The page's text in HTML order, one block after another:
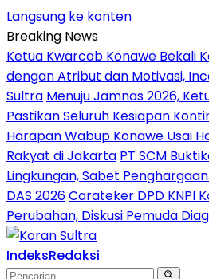
Langsung ke konten
Breaking News
Ketua Kwarcab Konawe Bekali
dengan Atribut dan Motivasi,
Sultra Menuju Jamnas 2026,
Pastikan Seluruh Kesiapan
Harapan Wabup Konawe Usai
Rakyat di Jakarta PT SCM
Lingkungan, Sabet
DAS 2026Carateker DPD KNPI
Perubahan, Diskusi Pemuda
IndeksRedaksi